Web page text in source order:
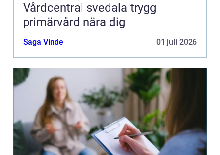
Vårdcentral svedala trygg
primärvård nära dig
Saga Vinde 01 juli 2026